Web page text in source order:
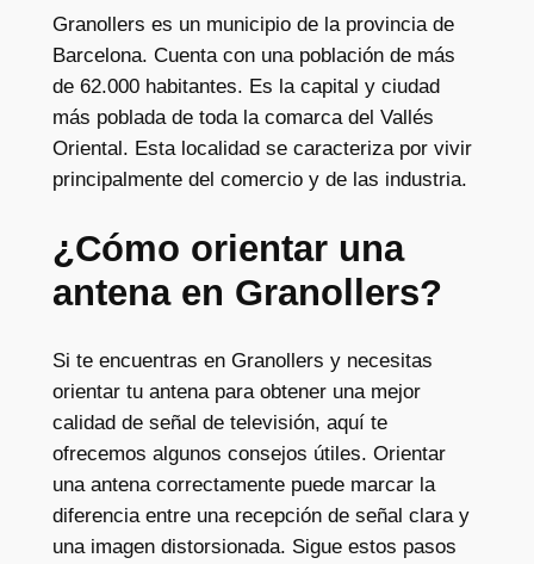
Granollers es un municipio de la provincia de
Barcelona. Cuenta con una población de más
de 62.000 habitantes. Es la capital y ciudad
más poblada de toda la comarca del Vallés
Oriental. Esta localidad se caracteriza por vivir
principalmente del comercio y de las industria.
¿Cómo orientar una
antena en Granollers?
Si te encuentras en Granollers y necesitas
orientar tu antena para obtener una mejor
calidad de señal de televisión, aquí te
ofrecemos algunos consejos útiles. Orientar
una antena correctamente puede marcar la
diferencia entre una recepción de señal clara y
una imagen distorsionada. Sigue estos pasos